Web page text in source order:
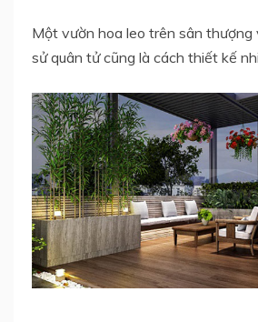
Một vườn hoa leo trên sân thượng
sử quân tử cũng là cách thiết kế